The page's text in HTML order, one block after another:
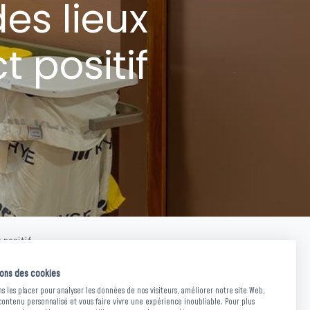
lieux
positif
positif
au cœur des enjeux des
à vos demandes et vous
? Les bons de commande
du dispositif exceptionnel.
des cookies
les placer pour analyser les données de nos visiteurs, améliorer notre site Web,
personnalisé et vous faire vivre une expérience inoubliable. Pour plus